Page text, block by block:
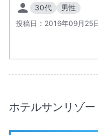
30代
男性
投稿日： 2016年09月25
ホテルサンリゾ